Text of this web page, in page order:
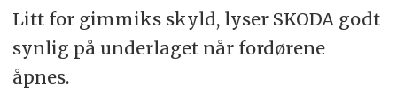
Litt for gimmiks skyld, lyser SKODA godt
synlig på underlaget når fordørene
åpnes.